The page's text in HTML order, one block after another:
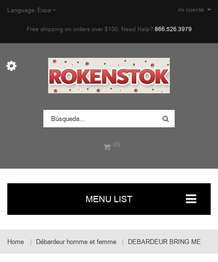
mi cuenta
Language: Espa
Free shipping on orders over $100. Need Help? 866.526.3979
(0)
MENU LIST
Home Débardeur homme et femme DEBARDEUR BRING ME